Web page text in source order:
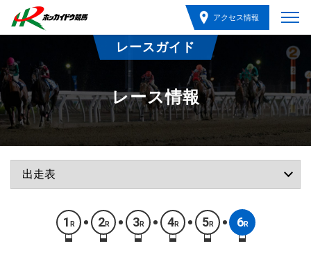
アクセス情報
レースガイド
レース情報
1 R 2R 3R 4R 5R 6R